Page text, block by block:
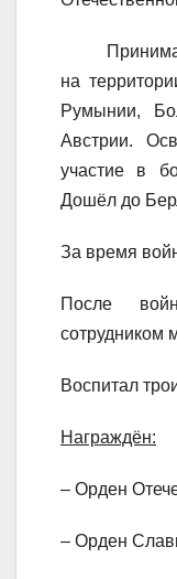
Принимал
на
Румынии,
Австрии.
участие в
Дошёл до
За время
После
сотрудником
Воспитал
Награждён:
– Орден
– Орден